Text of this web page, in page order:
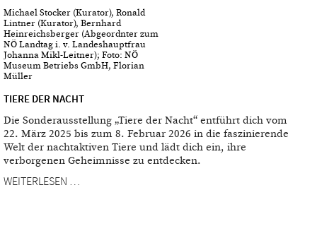
Michael Stocker (Kurator), Ronald
Lintner (Kurator), Bernhard
Heinreichsberger (Abgeordnter zum
NÖ Landtag i. v. Landeshauptfrau
Johanna Mikl-Leitner); Foto: NÖ
Museum Betriebs GmbH, Florian
Müller
TIERE DER NACHT
Die Sonderausstellung „Tiere der Nacht“ entführt dich vom
22. März 2025 bis zum 8. Februar 2026 in die faszinierende
Welt der nachtaktiven Tiere und lädt dich ein, ihre
verborgenen Geheimnisse zu entdecken.
WEITERLESEN …